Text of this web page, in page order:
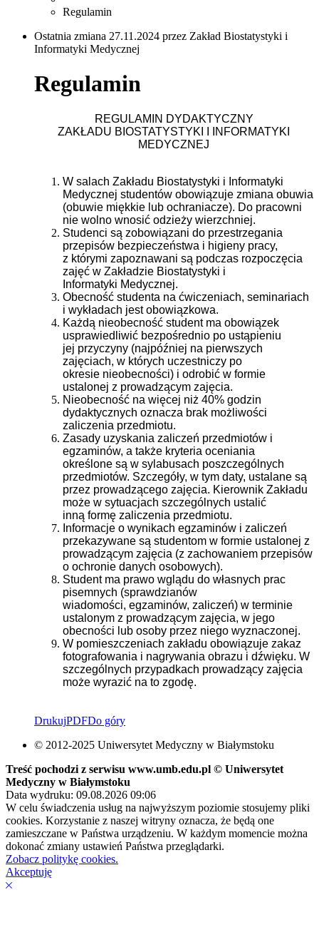
Regulamin
Ostatnia zmiana 27.11.2024 przez Zakład Biostatystyki i
Informatyki Medycznej
Regulamin
REGULAMIN DYDAKTYCZNY
ZAKŁADU BIOSTATYSTYKI I INFORMATYKI
MEDYCZNEJ
W salach Zakładu Biostatystyki i Informatyki
Medycznej studentów obowiązuje zmiana obuwia
(obuwie miękkie lub ochraniacze). Do pracowni
nie wolno wnosić odzieży wierzchniej.
Studenci są zobowiązani do przestrzegania
przepisów bezpieczeństwa i higieny pracy,
z którymi zapoznawani są podczas rozpoczęcia
zajęć w Zakładzie Biostatystyki i
Informatyki Medycznej.
Obecność studenta na ćwiczeniach, seminariach
i wykładach jest obowiązkowa.
Każdą nieobecność student ma obowiązek
usprawiedliwić bezpośrednio po ustąpieniu
jej przyczyny (najpóźniej na pierwszych
zajęciach, w których uczestniczy po
okresie nieobecności) i odrobić w formie
ustalonej z prowadzącym zajęcia.
Nieobecność na więcej niż 40% godzin
dydaktycznych oznacza brak możliwości
zaliczenia przedmiotu.
Zasady uzyskania zaliczeń przedmiotów i
egzaminów, a także kryteria oceniania
określone są w sylabusach poszczególnych
przedmiotów. Szczegóły, w tym daty, ustalane są
przez prowadzącego zajęcia. Kierownik Zakładu
może w sytuacjach szczególnych ustalić
inną formę zaliczenia przedmiotu.
Informacje o wynikach egzaminów i zaliczeń
przekazywane są studentom w formie ustalonej z
prowadzącym zajęcia (z zachowaniem przepisów
o ochronie danych osobowych).
Student ma prawo wglądu do własnych prac
pisemnych (sprawdzianów
wiadomości, egzaminów, zaliczeń) w terminie
ustalonym z prowadzącym zajęcia, w jego
obecności lub osoby przez niego wyznaczonej.
W pomieszczeniach zakładu obowiązuje zakaz
fotografowania i nagrywania obrazu i dźwięku. W
szczególnych przypadkach prowadzący zajęcia
może wyrazić na to zgodę.
DrukujPDFDo góry
© 2012-2025 Uniwersytet Medyczny w Białymstoku
Treść pochodzi z serwisu www.umb.edu.pl © Uniwersytet
Medyczny w Białymstoku
Data wydruku: 09.08.2026 09:06
W celu świadczenia usług na najwyższym poziomie stosujemy pliki
cookies. Korzystanie z naszej witryny oznacza, że będą one
zamieszczane w Państwa urządzeniu. W każdym momencie można
dokonać zmiany ustawień Państwa przeglądarki.
Zobacz politykę cookies.
Akceptuję